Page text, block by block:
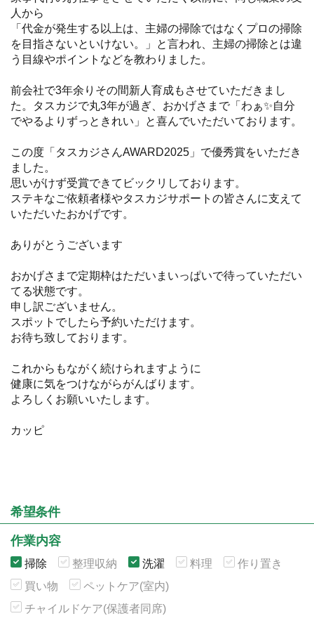
人から
「代金が発生する以上は、主婦の掃除ではなくプロの掃除
を目指さないといけない。」と言われ、主婦の掃除とは違
う目線やポイントなどを教わりました。
前会社で3年余りその間新人育成もさせていただきまし
た。タスカジで丸3年が過ぎ、おかげさまで「わぁ✨自分
でやるよりずっときれい」と喜んでいただいております。
この度「タスカジさんAWARD2025」で優秀賞をいただき
ました。
思いがけず受賞できてビックリしております。
ステキなご依頼者様やタスカジサポートの皆さんに支えて
いただいたおかげです。
ありがとうございます
おかげさまで定期枠はただいまいっぱいで待っていただい
てる状態です。
申し訳ございません。
スポットでしたら予約いただけます。
お待ち致しております。
これからもながく続けられますように
健康に気をつけながらがんばります。
よろしくお願いいたします。
カッピ
希望条件
作業内容
掃除 整理収納 洗濯 料理
作り置き
買い物
ペットケア(室内)
チャイルドケア(保護者同席)